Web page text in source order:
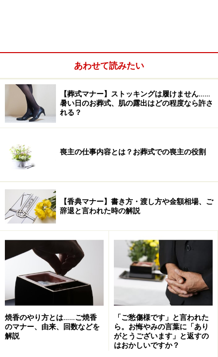
ングという場合もあります
。いずれにせよQODの概念は、いかに満足して死を迎え
るか、という終末期の質を表しています。
QODは1980年代ごろから欧米で使われはじめ、21世紀に
入り研究が盛んになっています。どこで死を迎えるか、
どのように死を迎えるか、「死に場所」「死に方」を考
え、さらに人生の振り返りや遺言や墓の準備をし、家族
や仲間とのコミュニケーションをとることがQODの質を
高めると言われています。
あわせて読みたい
【葬式マナー】ストッキングは履けません……
暑い日のお葬式、肌の露出はどの程度なら許さ
れる？
喪主の仕事内容とは？お葬式での喪主の役割
【香典マナー】書き方・渡し方や金額相場、ご
辞退と言われた時の解説
焼香のやり方とは……ご焼香
のマナー、由来、回数などを
解説
「ご愁傷様です」と言われた
ら。お悔やみの言葉に「あり
がとうございます」と返すの
はおかしいですか？